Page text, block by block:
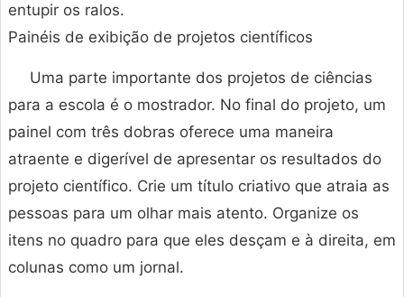
entupir os ralos.
Painéis de exibição de projetos científicos
Uma parte importante dos projetos de ciências
para a escola é o mostrador. No final do projeto, um
painel com três dobras oferece uma maneira
atraente e digerível de apresentar os resultados do
projeto científico. Crie um título criativo que atraia as
pessoas para um olhar mais atento. Organize os
itens no quadro para que eles desçam e à direita, em
colunas como um jornal.